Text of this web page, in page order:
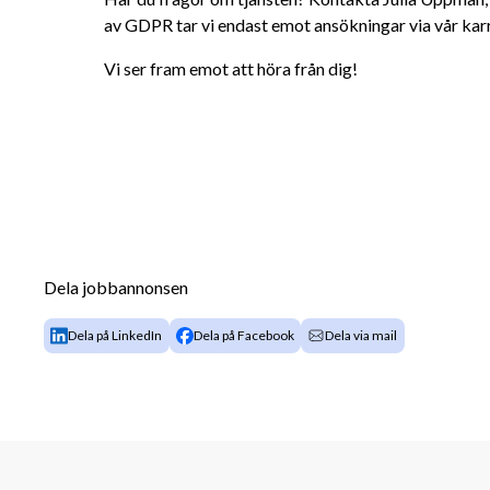
av GDPR tar vi endast emot ansökningar via vår
Vi ser fram emot att höra från dig!
Dela jobbannonsen
Dela på LinkedIn Dela på Facebook Dela via mail